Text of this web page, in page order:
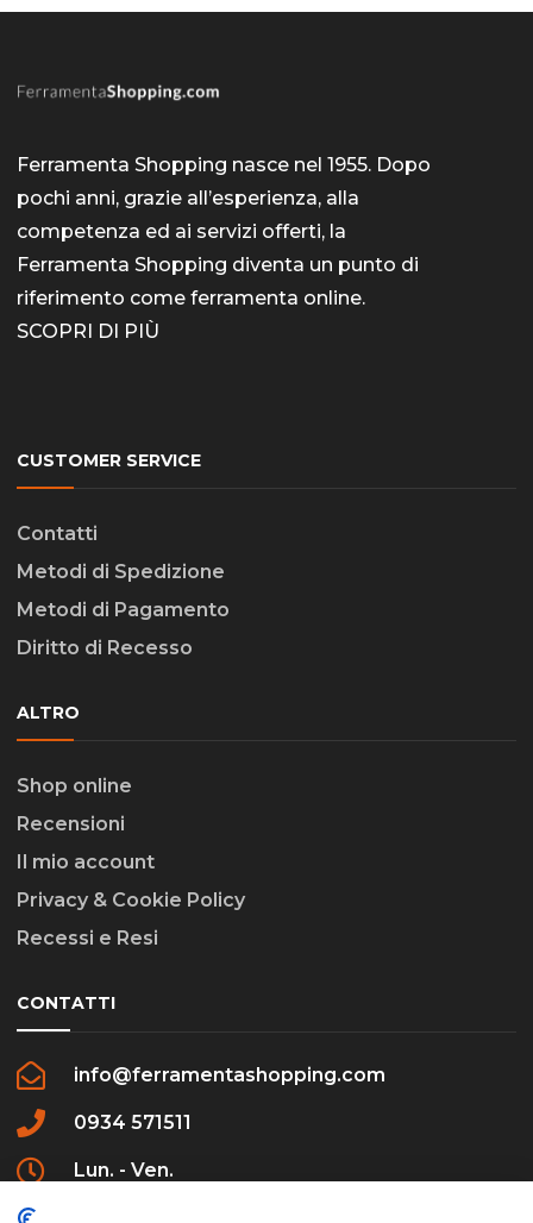
Ferramenta Shopping nasce nel 1955. Dopo
pochi anni, grazie all’esperienza, alla
competenza ed ai servizi offerti, la
Ferramenta Shopping diventa un punto di
riferimento come ferramenta online.
SCOPRI DI PIÙ
CUSTOMER SERVICE
Contatti
Metodi di Spedizione
Metodi di Pagamento
Diritto di Recesso
ALTRO
Shop online
Recensioni
Il mio account
Privacy & Cookie Policy
Recessi e Resi
CONTATTI
info@ferramentashopping.com
0934 571511
Lun. - Ven.